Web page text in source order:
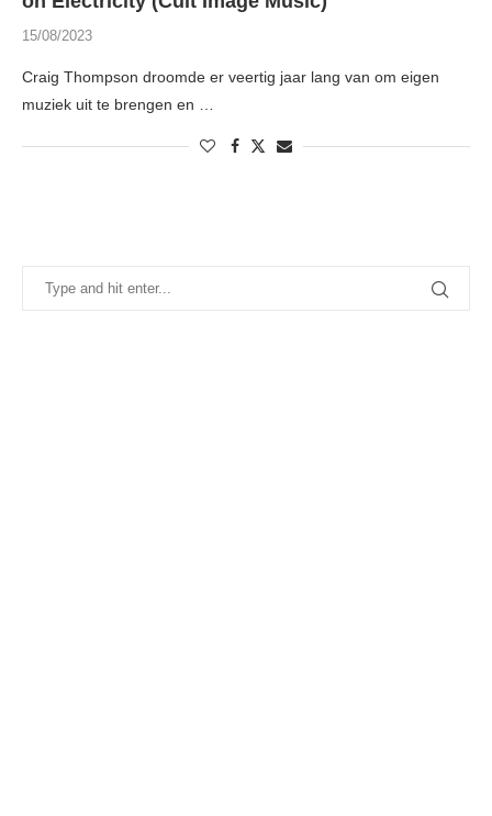
15/08/2023
Craig Thompson droomde er veertig jaar lang van om eigen
muziek uit te brengen en …